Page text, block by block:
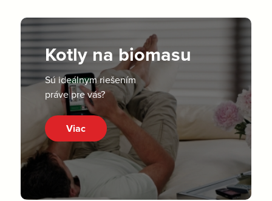
Kotly na biomasu
Sú ideálnym riešením
práve pre vás?
Viac